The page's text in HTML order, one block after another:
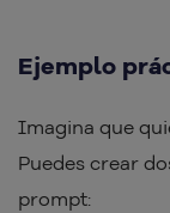
Ejemplo
Imagina que
Puedes crear
prompt: